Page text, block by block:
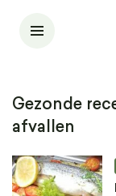
Gezonde
afvallen